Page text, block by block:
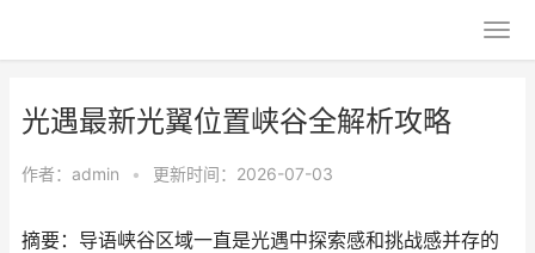
光遇最新光翼位置峡谷全解析攻略
作者： admin • 更新时间：2026-07-03
摘要：导语峡谷区域一直是光遇中探索感和挑战感并存的